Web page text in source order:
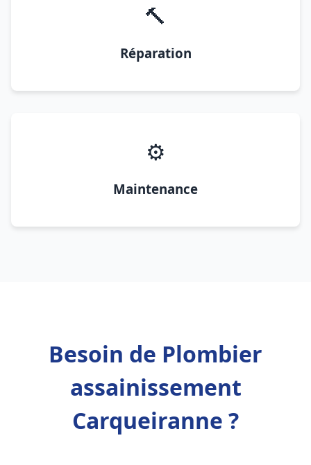
🔨
Réparation
⚙️
Maintenance
Besoin de Plombier
assainissement
Carqueiranne ?